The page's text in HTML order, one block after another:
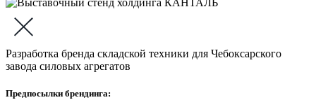
Разработка бренда складской техники для Чебоксарского
завода силовых агрегатов
Предпосылки брендинга: